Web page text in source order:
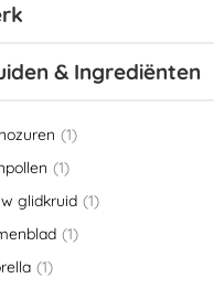
& Ingrediënten
1
item
1
item
glidkruid 1
item
1
item
1
item